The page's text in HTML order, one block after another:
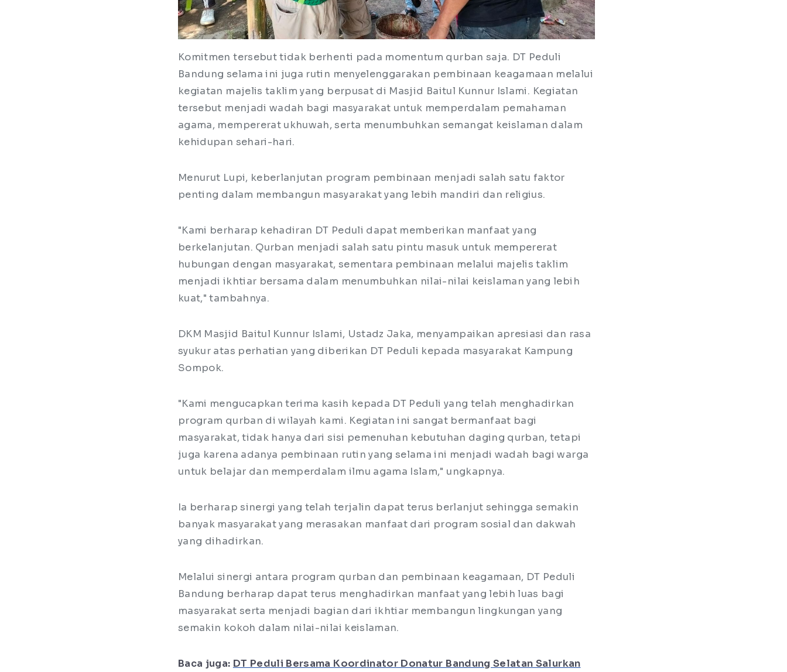
Komitmen tersebut tidak berhenti pada momentum qurban saja. DT Peduli
Bandung selama ini juga rutin menyelenggarakan pembinaan keagamaan melalui
kegiatan majelis taklim yang berpusat di Masjid Baitul Kunnur Islami. Kegiatan
tersebut menjadi wadah bagi masyarakat untuk memperdalam pemahaman
agama, mempererat ukhuwah, serta menumbuhkan semangat keislaman dalam
kehidupan sehari-hari.
Menurut Lupi, keberlanjutan program pembinaan menjadi salah satu faktor
penting dalam membangun masyarakat yang lebih mandiri dan religius.
"Kami berharap kehadiran DT Peduli dapat memberikan manfaat yang
berkelanjutan. Qurban menjadi salah satu pintu masuk untuk mempererat
hubungan dengan masyarakat, sementara pembinaan melalui majelis taklim
menjadi ikhtiar bersama dalam menumbuhkan nilai-nilai keislaman yang lebih
kuat," tambahnya.
DKM Masjid Baitul Kunnur Islami, Ustadz Jaka, menyampaikan apresiasi dan rasa
syukur atas perhatian yang diberikan DT Peduli kepada masyarakat Kampung
Sompok.
"Kami mengucapkan terima kasih kepada DT Peduli yang telah menghadirkan
program qurban di wilayah kami. Kegiatan ini sangat bermanfaat bagi
masyarakat, tidak hanya dari sisi pemenuhan kebutuhan daging qurban, tetapi
juga karena adanya pembinaan rutin yang selama ini menjadi wadah bagi warga
untuk belajar dan memperdalam ilmu agama Islam," ungkapnya.
Ia berharap sinergi yang telah terjalin dapat terus berlanjut sehingga semakin
banyak masyarakat yang merasakan manfaat dari program sosial dan dakwah
yang dihadirkan.
Melalui sinergi antara program qurban dan pembinaan keagamaan, DT Peduli
Bandung berharap dapat terus menghadirkan manfaat yang lebih luas bagi
masyarakat serta menjadi bagian dari ikhtiar membangun lingkungan yang
semakin kokoh dalam nilai-nilai keislaman.
Baca juga: DT Peduli Bersama Koordinator Donatur Bandung Selatan Salurkan